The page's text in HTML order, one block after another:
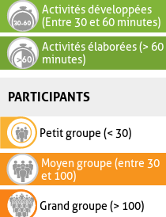
Activités développées
(Entre 30 et 60 minutes)
Activités élaborées (> 60
minutes)
PARTICIPANTS
Petit groupe (< 30)
Moyen groupe (entre 30
et 100)
Grand groupe (> 100)